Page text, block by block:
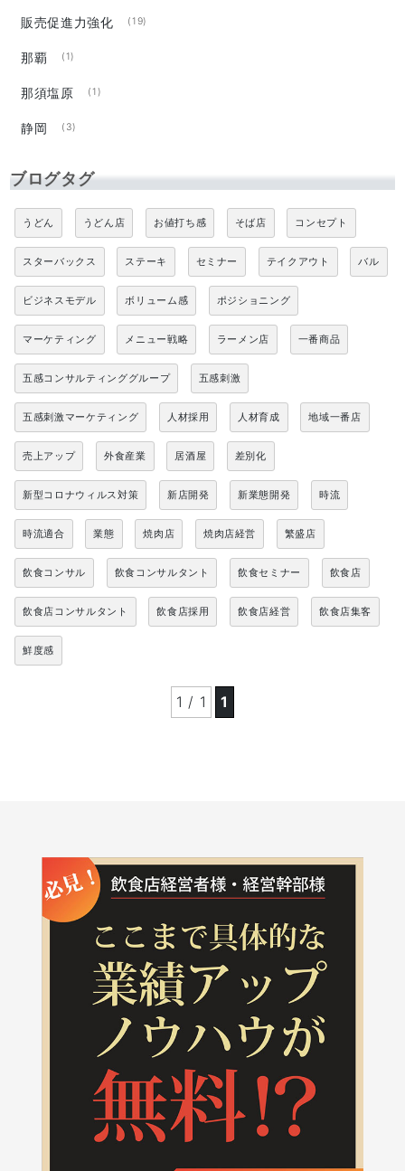
販売促進力強化 (19)
那覇 (1)
那須塩原 (1)
静岡 (3)
ブログタグ
うどん うどん店 お値打ち感 そば店 コンセプト
スターバックス ステーキ セミナー テイクアウト バル
ビジネスモデル ボリューム感 ポジショニング
マーケティング メニュー戦略 ラーメン店 一番商品
五感コンサルティンググループ 五感刺激
五感刺激マーケティング 人材採用 人材育成 地域一番店
売上アップ 外食産業 居酒屋 差別化
新型コロナウィルス対策 新店開発 新業態開発 時流
時流適合 業態 焼肉店 焼肉店経営 繁盛店
飲食コンサル 飲食コンサルタント 飲食セミナー 飲食店
飲食店コンサルタント 飲食店採用 飲食店経営 飲食店集客
鮮度感
1 / 1 1